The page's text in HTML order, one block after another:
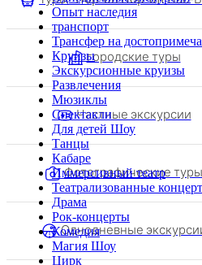
Опыт наследия
транспорт
Трансфер на
Круизы
Экскурсионные круизы
Развлечения
Мюзиклы
Спектакли
Для детей Шоу
Танцы
Кабаре
Иммерсивный театр
Театрализованные
Драма
Рок-концерты
Комедия
Магия Шоу
Цирк
городские туры
Частные экскурсии
Фотографические туры
Однодневные